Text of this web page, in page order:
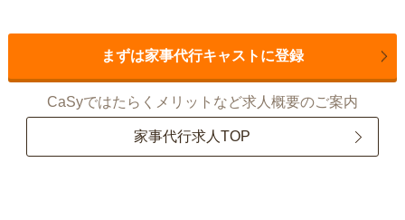
まずは家事代行キャストに登録
CaSyではたらくメリットなど求人概要のご案内
家事代行求人TOP